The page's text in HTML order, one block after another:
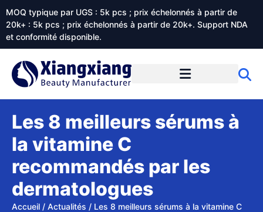
MOQ typique par UGS : 5k pcs ; prix échelonnés à partir de
20k+ : 5k pcs ; prix échelonnés à partir de 20k+. Support NDA
et conformité disponible.
Les 8 meilleurs sérums à
la vitamine C
recommandés par les
dermatologues
Accueil / Actualités / Les 8 meilleurs sérums à la vitamine C